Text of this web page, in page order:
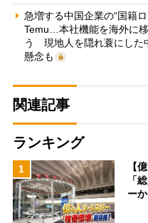
急増する中国企業の“国籍
Temu…本社機能を海外に
う 現地人を隠れ蓑にした
懸念も
関連記事
ランキング
1
【
「
ー